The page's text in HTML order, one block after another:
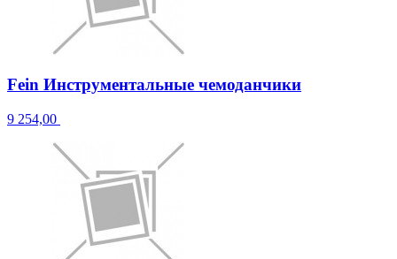
Fein Инструментальные чемоданчики
9 254,00